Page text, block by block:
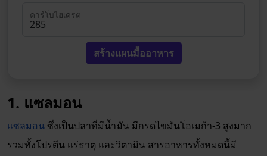
คาร์โบไฮเดรต
สร้างแผนมื้ออาหาร
1. แซลมอน
แซลมอน ซึ่งเป็นปลาที่มีน้ำมัน มีกรดไขมันโอเมก้า-3 สูงมาก
รวมทั้งโปรตีน แร่ธาตุ และวิตามิน สารอาหารทั้งหมดนี้มี